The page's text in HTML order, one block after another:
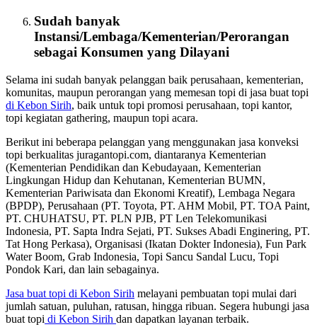
Sudah banyak
Instansi/Lembaga/Kementerian/Perorangan
sebagai Konsumen yang Dilayani
Selama ini sudah banyak pelanggan baik perusahaan, kementerian,
komunitas, maupun perorangan yang memesan topi di jasa buat topi
di Kebon Sirih, baik untuk topi promosi perusahaan, topi kantor,
topi kegiatan gathering, maupun topi acara.
Berikut ini beberapa pelanggan yang menggunakan jasa konveksi
topi berkualitas juragantopi.com, diantaranya Kementerian
(Kementerian Pendidikan dan Kebudayaan, Kementerian
Lingkungan Hidup dan Kehutanan, Kementerian BUMN,
Kementerian Pariwisata dan Ekonomi Kreatif), Lembaga Negara
(BPDP), Perusahaan (PT. Toyota, PT. AHM Mobil, PT. TOA Paint,
PT. CHUHATSU, PT. PLN PJB, PT Len Telekomunikasi
Indonesia, PT. Sapta Indra Sejati, PT. Sukses Abadi Enginering, PT.
Tat Hong Perkasa), Organisasi (Ikatan Dokter Indonesia), Fun Park
Water Boom, Grab Indonesia, Topi Sancu Sandal Lucu, Topi
Pondok Kari, dan lain sebagainya.
Jasa buat topi di Kebon Sirih melayani pembuatan topi mulai dari
jumlah satuan, puluhan, ratusan, hingga ribuan. Segera hubungi jasa
buat topi di Kebon Sirih dan dapatkan layanan terbaik.